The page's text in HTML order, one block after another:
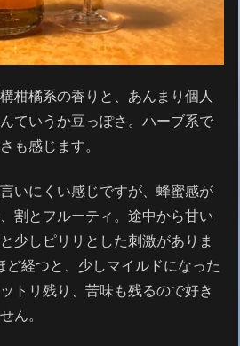
柑橘系の香りと、あんまり個人
ていうか豆っぽさ。ハーブ系で
も感じます。
いにくい感じですが、蜂蜜感が
割とフルーティ。途中から甘い
少しピリリとした刺激がありま
ど経つと、少しマイルドになった
トリ残り、苦味も残るので好き
ん。